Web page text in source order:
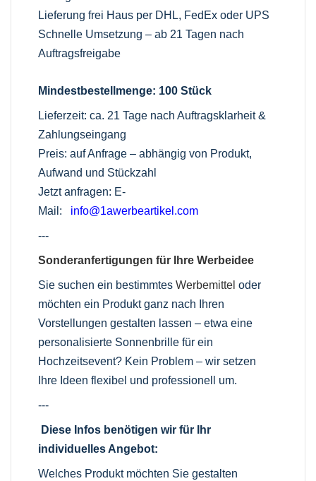
Lieferung frei Haus per DHL, FedEx oder UPS
Schnelle Umsetzung – ab 21 Tagen nach
Auftragsfreigabe
Mindestbestellmenge: 100 Stück
Lieferzeit: ca. 21 Tage nach Auftragsklarheit &
Zahlungseingang
Preis: auf Anfrage – abhängig von Produkt,
Aufwand und Stückzahl
Jetzt anfragen: E-
Mail:
info@1awerbeartikel.com
---
Sonderanfertigungen für Ihre Werbeidee
Sie suchen ein bestimmtesWerbemittel oder
möchten ein Produkt ganz nach Ihren
Vorstellungen gestalten lassen – etwa eine
personalisierte Sonnenbrille für ein
Hochzeitsevent? Kein Problem – wir setzen
Ihre Ideen flexibel und professionell um.
---
Diese Infos benötigen wir für Ihr
individuelles Angebot:
Welches Produkt möchten Sie gestalten